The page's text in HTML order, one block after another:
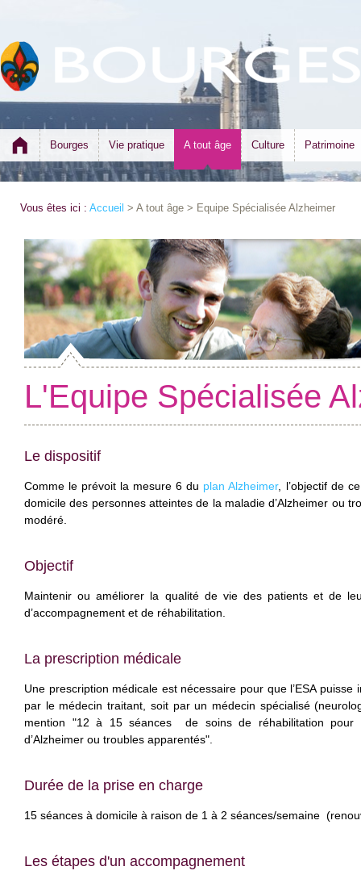
Bourges Vie pratique A tout âge Culture Patrimoine
Vous êtes ici : Accueil > A tout âge > Equipe Spécialisée Alzheimer
L'Equipe Spécialisée
Le dispositif
Comme le prévoit la mesure 6 du plan Alzheimer, l’objectif de
domicile des personnes atteintes de la maladie d’Alzheimer ou
modéré.
Objectif
Maintenir ou améliorer la qualité de vie des patients et de
d’accompagnement et de réhabilitation.
La prescription médicale
Une prescription médicale est nécessaire pour que l’ESA
par le médecin traitant, soit par un médecin spécialisé
mention "12 à 15 séances de soins de réhabilitation pour
d’Alzheimer ou troubles apparentés".
Durée de la prise en charge
15 séances à domicile à raison de 1 à 2 séances/semaine
Les étapes d'un accompagnement